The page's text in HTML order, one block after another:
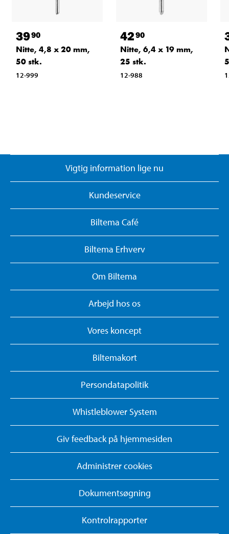
3990
Nitte, 4,8 x 20 mm,
50 stk.
12-999
4290
Nitte, 6,4 x 19 mm,
25 stk.
12-988
Vigtig information lige nu
Kundeservice
Biltema Café
Biltema Erhverv
Om Biltema
Arbejd hos os
Vores koncept
Biltemakort
Persondatapolitik
Whistleblower System
Giv feedback på hjemmesiden
Administrer cookies
Dokumentsøgning
Kontrolrapporter